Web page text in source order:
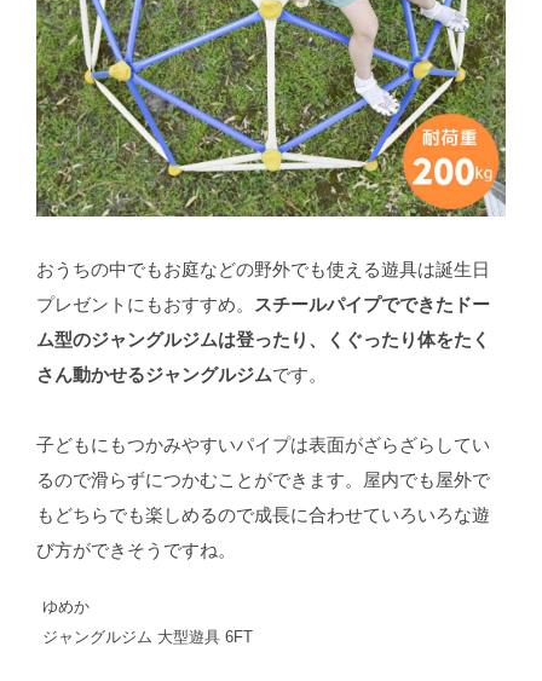
おうちの中でもお庭などの野外でも使える遊具は誕生日
プレゼントにもおすすめ。
スチールパイプでできたドー
ム型のジャングルジムは登ったり、くぐったり体をたく
さん動かせるジャングルジムです。
子どもにもつかみやすいパイプは表面がざらざらしてい
るので滑らずにつかむことができます。屋内でも屋外で
もどちらでも楽しめるので成長に合わせていろいろな遊
び方ができそうですね。
ゆめか
ジャングルジム 大型遊具 6FT